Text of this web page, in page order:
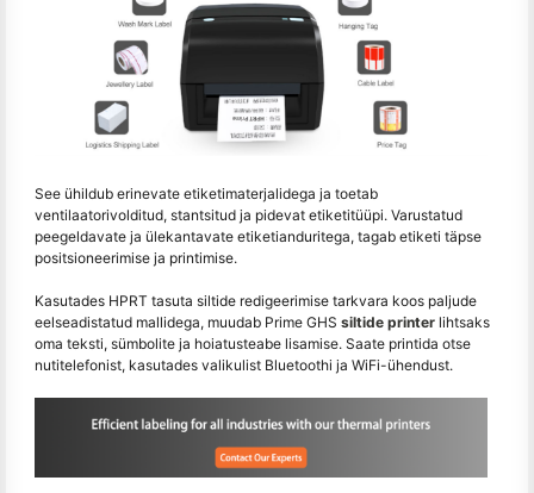
See ühildub erinevate etiketimaterjalidega ja toetab
ventilaatorivolditud, stantsitud ja pidevat etiketitüüpi. Varustatud
peegeldavate ja ülekantavate etiketianduritega, tagab etiketi täpse
positsioneerimise ja printimise.
Kasutades HPRT tasuta siltide redigeerimise tarkvara koos paljude
eelseadistatud mallidega, muudab Prime GHS siltide printer lihtsaks
oma teksti, sümbolite ja hoiatusteabe lisamise. Saate printida otse
nutitelefonist, kasutades valikulist Bluetoothi ja WiFi-ühendust.